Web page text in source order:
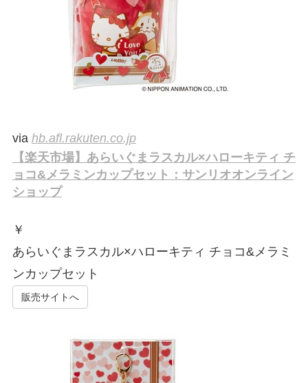
via hb.afl.rakuten.co.jp
【楽天市場】あらいぐまラスカル×ハローキティ チ
ョコ&メラミンカップセット：サンリオオンライン
ショップ
￥
あらいぐまラスカル×ハローキティ チョコ&メラミ
ンカップセット
販売サイトへ